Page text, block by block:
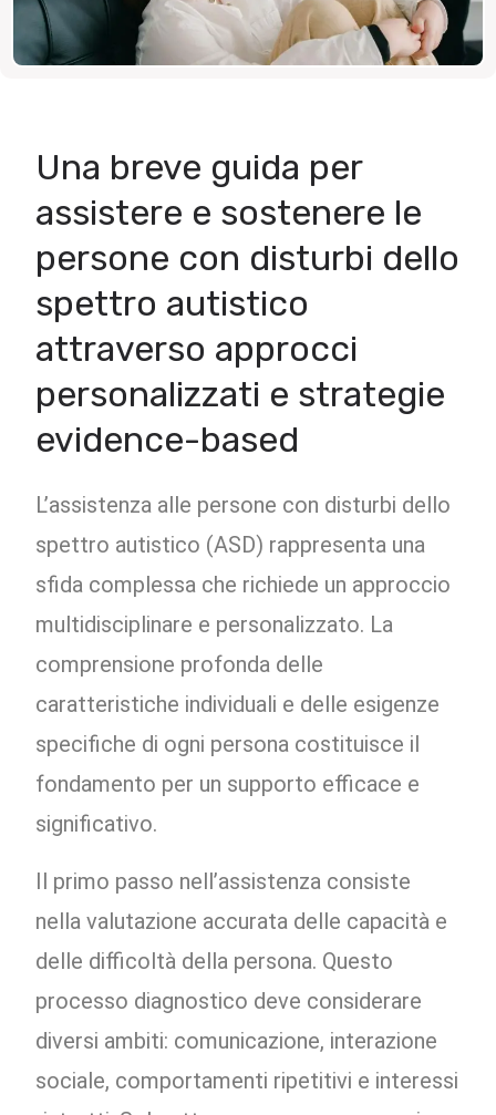
Una breve guida per
assistere e sostenere le
persone con disturbi dello
spettro autistico
attraverso approcci
personalizzati e strategie
evidence-based
L’assistenza alle persone con disturbi dello
spettro autistico (ASD) rappresenta una
sfida complessa che richiede un approccio
multidisciplinare e personalizzato. La
comprensione profonda delle
caratteristiche individuali e delle esigenze
specifiche di ogni persona costituisce il
fondamento per un supporto efficace e
significativo.
Il primo passo nell’assistenza consiste
nella valutazione accurata delle capacità e
delle difficoltà della persona. Questo
processo diagnostico deve considerare
diversi ambiti: comunicazione, interazione
sociale, comportamenti ripetitivi e interessi